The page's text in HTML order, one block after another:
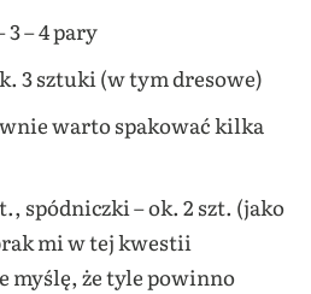
– 4 pary
3 sztuki (w tym dresowe)
warto spakować kilka
spódniczki – ok. 2 szt. (jako
mi w tej kwestii
myślę, że tyle powinno